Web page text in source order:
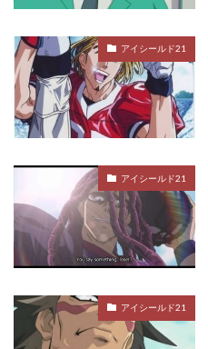
アイシールド21
アイシールド21
アイシールド21